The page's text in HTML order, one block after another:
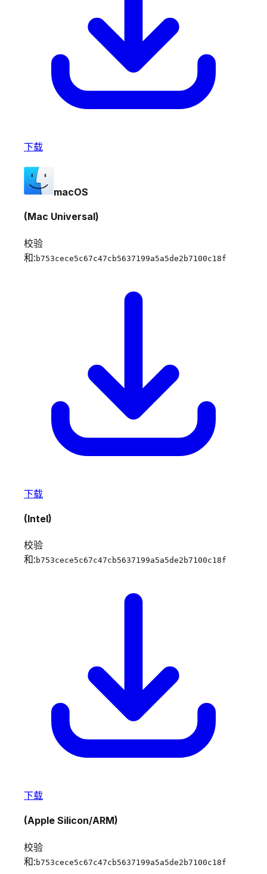
下载
macOS
(Mac Universal)
校验
和: b753cece5c67c47cb5637199a5a5de2b7100c18f
下载
(Intel)
校验
和: b753cece5c67c47cb5637199a5a5de2b7100c18f
下载
(Apple Silicon/ARM)
校验
和: b753cece5c67c47cb5637199a5a5de2b7100c18f